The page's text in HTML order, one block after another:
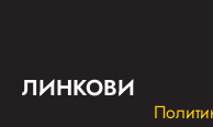
ЛИНКОВИ